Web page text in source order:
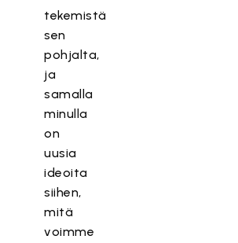
tekemistä
sen
pohjalta,
ja
samalla
minulla
on
uusia
ideoita
siihen,
mitä
voimme